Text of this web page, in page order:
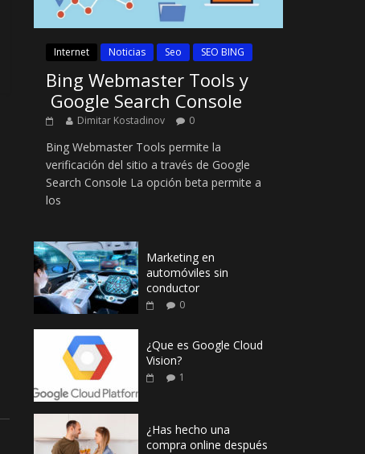
Internet Noticias Seo SEO BING
Bing Webmaster Tools y
Google Search Console
Dimitar Kostadinov 0
Bing Webmaster Tools permite la
verificación del sitio a través de Google
Search Console La opción beta permite a
los
Marketing en
automóviles sin
conductor
0
¿Que es Google Cloud
Vision?
1
¿Has hecho una
compra online después